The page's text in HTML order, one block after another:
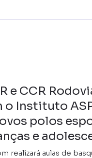
e CCR
o Instituto
polos
e
realizará aulas de